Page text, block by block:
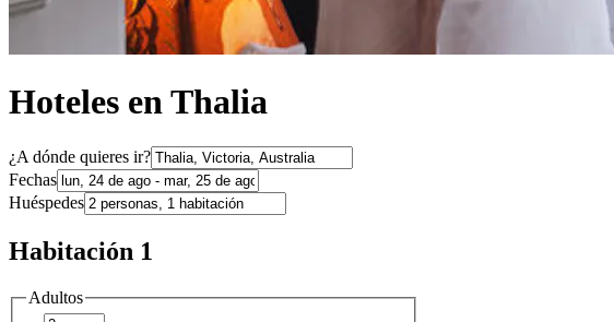
Hoteles en Thalia
¿A dónde quieres ir?
Fechas
Huéspedes
Habitación 1
Adultos